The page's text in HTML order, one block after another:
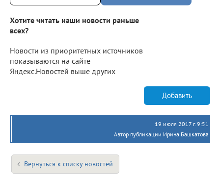
Хотите читать наши новости раньше
всех?
Новости из приоритетных источников
показываются на сайте
Яндекс.Новостей выше других
Добавить
19 июля 2017 г. 9:51
Автор публикации Ирина Башкатова
Вернуться к списку новостей